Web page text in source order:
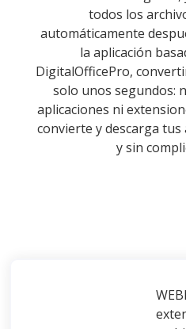
todos los
automáticamente
la aplicación
DigitalOfficePro,
solo unos segundos:
aplicaciones ni
convierte y descarga
y sin